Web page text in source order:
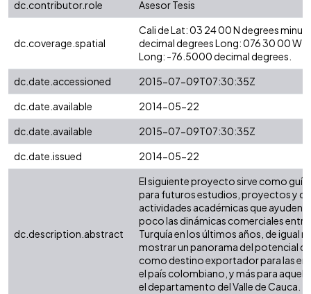
dc.contributor.role
Asesor Tesis
dc.coverage.spatial
Cali de Lat: 03 24 00 N degrees
decimal degrees Long: 076 30 00 W
Long: -76.5000 decimal degrees.
dc.date.accessioned
2015-07-09T07:30:35Z
dc.date.available
2014-05-22
dc.date.available
2015-07-09T07:30:35Z
dc.date.issued
2014-05-22
dc.description.abstract
El siguiente proyecto sirve como
para futuros estudios, proyectos y
actividades académicas que ayuden
poco las dinámicas comerciales
Turquía en los últimos años, de igual
mostrar un panorama del potencial
como destino exportador para las
el país colombiano, y más para
el departamento del Valle de Cauca.